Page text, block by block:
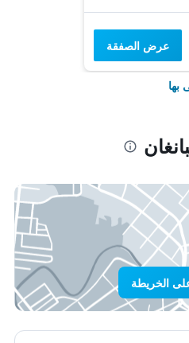
عرض الصفقة
بها
الخريطة